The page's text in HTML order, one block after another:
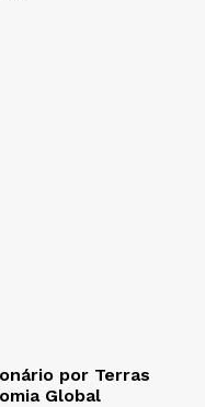
por Terras
Global